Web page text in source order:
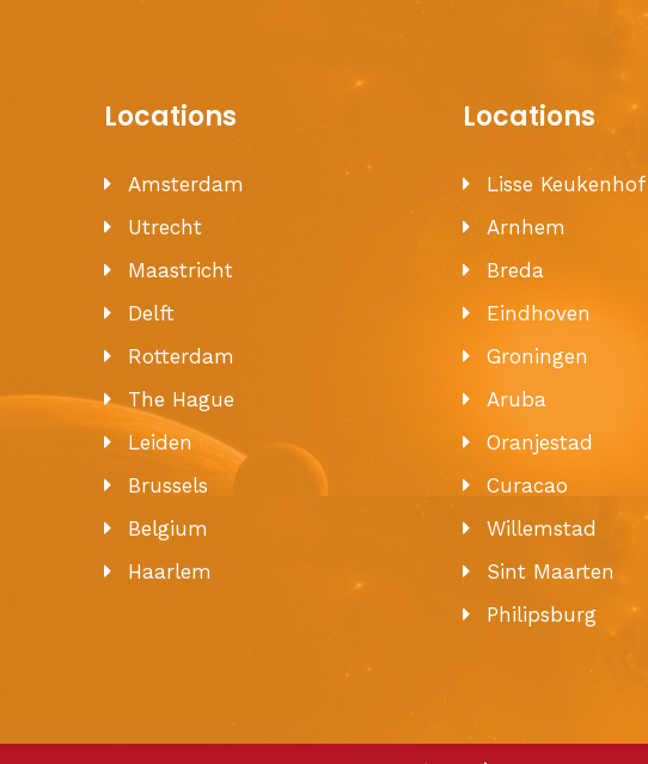
Locations
Amsterdam
Utrecht
Maastricht
Delft
Rotterdam
The Hague
Leiden
Brussels
Belgium
Haarlem
Locations
Lisse Keukenhof
Arnhem
Breda
Eindhoven
Groningen
Aruba
Oranjestad
Curacao
Willemstad
Sint Maarten
Philipsburg